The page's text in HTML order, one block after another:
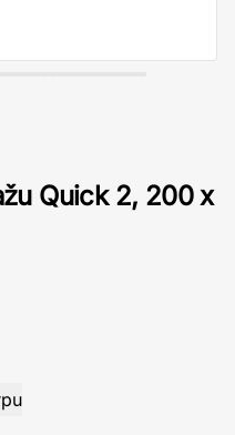
Quick 2, 200 x